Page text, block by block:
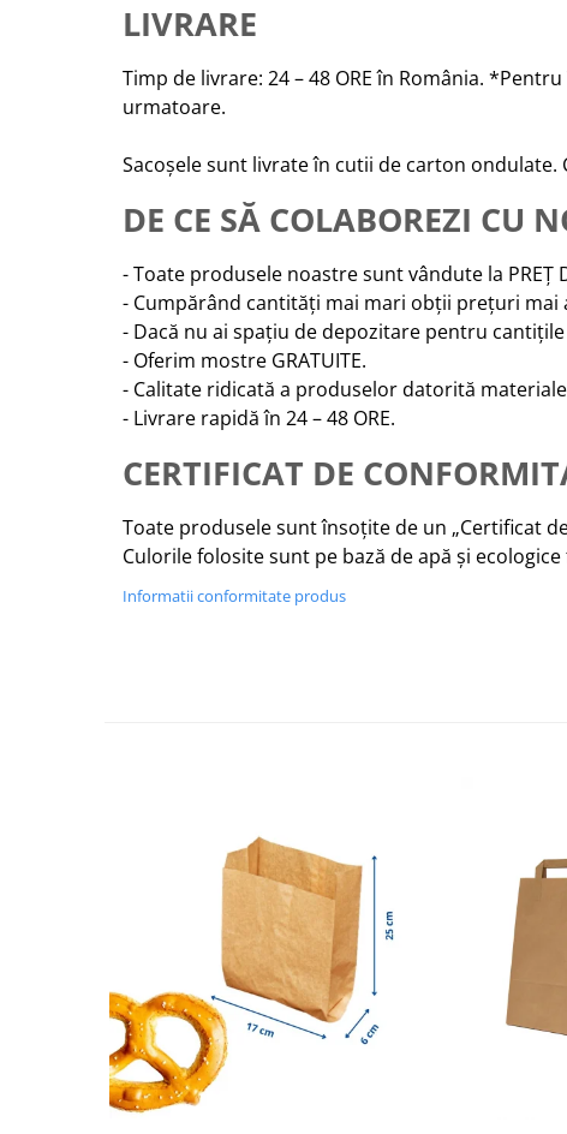
LIVRARE
Timp de livrare: 24 – 48 ORE în România.
urmatoare.
Sacoșele sunt livrate în cutii de carton
DE CE SĂ COLABOREZI CU
- Toate produsele noastre sunt vândute la PREȚ
- Cumpărând cantități mai mari obții prețuri mai
- Dacă nu ai spațiu de depozitare pentru
- Oferim mostre GRATUITE.
- Calitate ridicată a produselor datorită
- Livrare rapidă în 24 – 48 ORE.
CERTIFICAT DE
Toate produsele sunt însoțite de un „Certificat
Culorile folosite sunt pe bază de apă și
Informatii conformitate produs